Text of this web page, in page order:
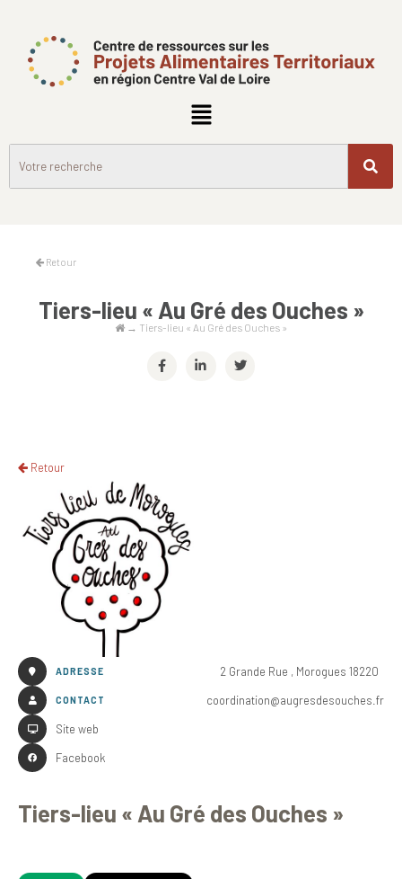
Retour
Tiers-lieu « Au Gré des Ouches »
→ Tiers-lieu « Au Gré des Ouches »
Retour
ADRESSE 2 Grande Rue , Morogues 18220
CONTACT
coordination@augresdesouches.fr
Site web
Facebook
Tiers-lieu « Au Gré des Ouches »